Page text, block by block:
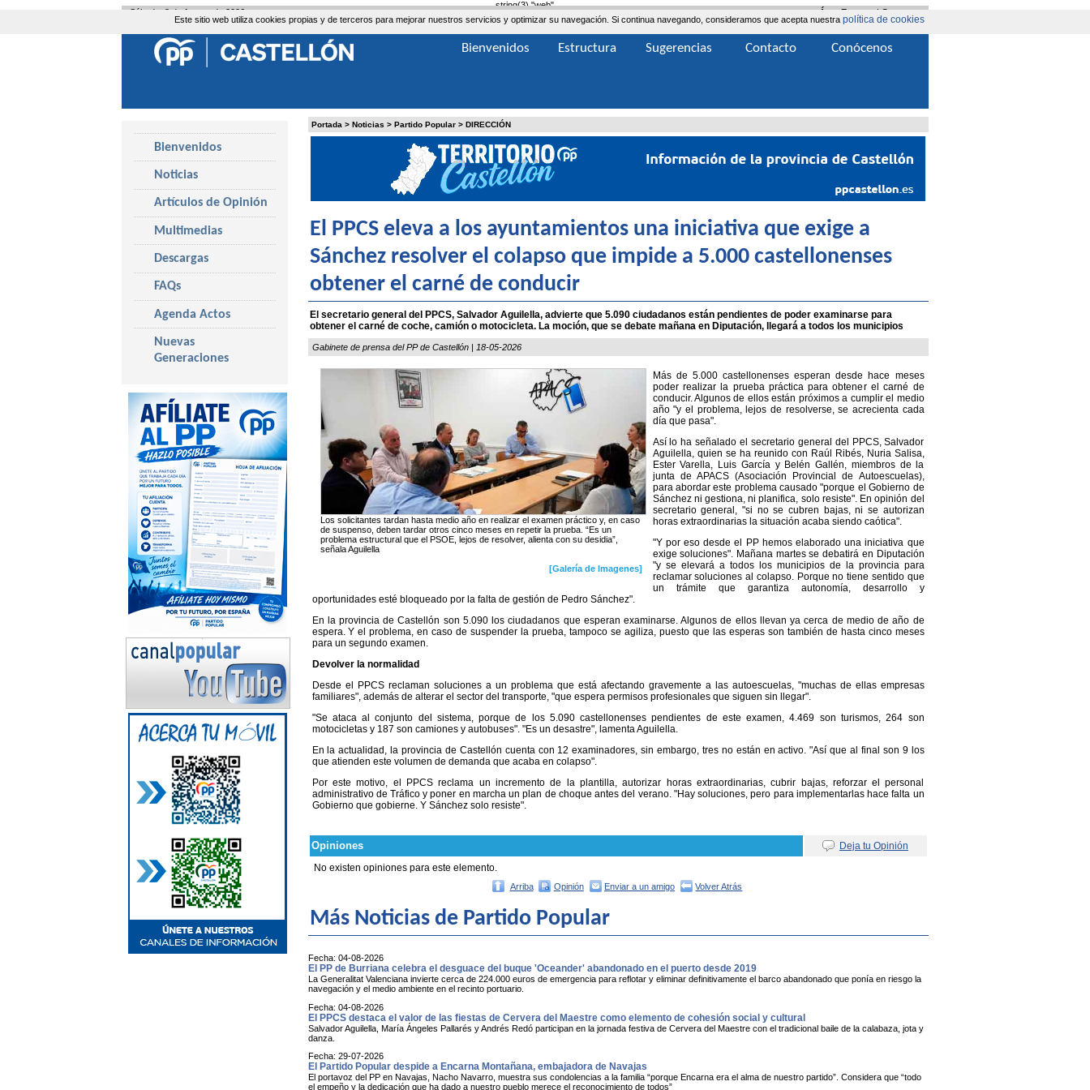
string(3) "web"
Este sitio web utiliza cookies propias y de terceros para mejorar nuestros servicios y optimizar su navegación. Si continua navegando, consideramos que acepta nuestra política de cookies
Portada > Noticias > Partido Popular> DIRECCIÓN
El PPCS eleva a los ayuntamientos una iniciativa que exige a
Sánchez resolver el colapso que impide a 5.000 castellonenses
obtener el carné de conducir
El secretario general del PPCS, Salvador Aguilella, advierte que 5.090 ciudadanos están pendientes de poder examinarse para
obtener el carné de coche, camión o motocicleta. La moción, que se debate mañana en Diputación, llegará a todos los municipios
Gabinete de prensa del PP de Castellón | 18-05-2026
Los solicitantes tardan hasta medio año en realizar el examen práctico y, en caso
de suspenso, deben tardar otros cinco meses en repetir la prueba. “Es un
problema estructural que el PSOE, lejos de resolver, alienta con su desidia”,
señala Aguilella
[Galería de Imagenes]
Más de 5.000 castellonenses esperan desde hace meses
poder realizar la prueba práctica para obtener el carné de
conducir. Algunos de ellos están próximos a cumplir el medio
año "y el problema, lejos de resolverse, se acrecienta cada
día que pasa".
Así lo ha señalado el secretario general del PPCS, Salvador
Aguilella, quien se ha reunido con Raúl Ribés, Nuria Salisa,
Ester Varella, Luis García y Belén Gallén, miembros de la
junta de APACS (Asociación Provincial de Autoescuelas),
para abordar este problema causado "porque el Gobierno de
Sánchez ni gestiona, ni planifica, solo resiste". En opinión del
secretario general, "si no se cubren bajas, ni se autorizan
horas extraordinarias la situación acaba siendo caótica".
"Y por eso desde el PP hemos elaborado una iniciativa que
exige soluciones". Mañana martes se debatirá en Diputación
"y se elevará a todos los municipios de la provincia para
reclamar soluciones al colapso. Porque no tiene sentido que
un trámite que garantiza autonomía, desarrollo y
oportunidades esté bloqueado por la falta de gestión de Pedro Sánchez".
En la provincia de Castellón son 5.090 los ciudadanos que esperan examinarse. Algunos de ellos llevan ya cerca de medio de año de
espera. Y el problema, en caso de suspender la prueba, tampoco se agiliza, puesto que las esperas son también de hasta cinco meses
para un segundo examen.
Devolver la normalidad
Desde el PPCS reclaman soluciones a un problema que está afectando gravemente a las autoescuelas, "muchas de ellas empresas
familiares", además de alterar el sector del transporte, "que espera permisos profesionales que siguen sin llegar".
"Se ataca al conjunto del sistema, porque de los 5.090 castellonenses pendientes de este examen, 4.469 son turismos, 264 son
motocicletas y 187 son camiones y autobuses". "Es un desastre", lamenta Aguilella.
En la actualidad, la provincia de Castellón cuenta con 12 examinadores, sin embargo, tres no están en activo. "Así que al final son 9 los
que atienden este volumen de demanda que acaba en colapso".
Por este motivo, el PPCS reclama un incremento de la plantilla, autorizar horas extraordinarias, cubrir bajas, reforzar el personal
administrativo de Tráfico y poner en marcha un plan de choque antes del verano. "Hay soluciones, pero para implementarlas hace falta un
Gobierno que gobierne. Y Sánchez solo resiste".
Opiniones
Deja tu Opinión
No existen opiniones para este elemento.
Arriba Opinión Enviar a un amigo Volver Atrás
Más Noticias de Partido Popular
Fecha: 04-08-2026
El PP de Burriana celebra el desguace del buque 'Oceander' abandonado en el puerto desde 2019
La Generalitat Valenciana invierte cerca de 224.000 euros de emergencia para reflotar y eliminar definitivamente el barco abandonado que ponía en riesgo la
navegación y el medio ambiente en el recinto portuario.
Fecha: 04-08-2026
El PPCS destaca el valor de las fiestas de Cervera del Maestre como elemento de cohesión social y cultural
Salvador Aguilella, María Ángeles Pallarés y Andrés Redó participan en la jornada festiva de Cervera del Maestre con el tradicional baile de la calabaza, jota y
danza.
Fecha: 29-07-2026
El Partido Popular despide a Encarna Montañana, embajadora de Navajas
El portavoz del PP en Navajas, Nacho Navarro, muestra sus condolencias a la familia “porque Encarna era el alma de nuestro partido”. Considera que “todo
el empeño y la dedicación que ha dado a nuestro pueblo merece el reconocimiento de todos”
Bienvenidos
Noticias
Artículos de Opinión
Multimedias
Descargas
FAQs
Agenda Actos
Nuevas
Generaciones
Sábado, 8 de Agosto de 2026 |Contacta
Área Extranet
Bienvenidos Estructura Sugerencias Contacto Conócenos